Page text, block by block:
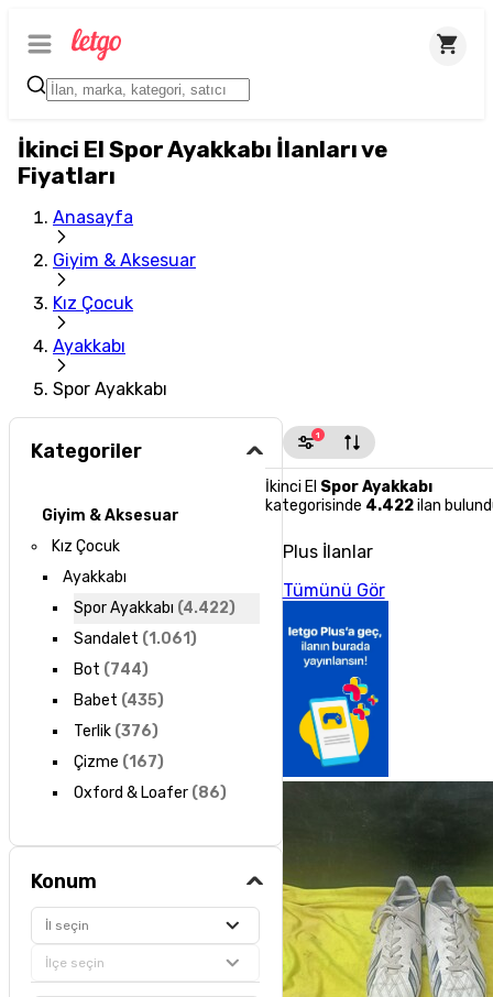
İkinci El Spor Ayakkabı İlanları ve
Fiyatları
Anasayfa
Giyim & Aksesuar
Kız Çocuk
Ayakkabı
Spor Ayakkabı
Kategoriler
Giyim & Aksesuar
Kız Çocuk
Ayakkabı
Spor Ayakkabı (4.422)
Sandalet (1.061)
Bot (744)
Babet (435)
Terlik(376)
Çizme (167)
Oxford & Loafer(86)
Konum
İl seçin
İlçe seçin
1
İkinci El Spor Ayakkabı
kategorisinde 4.422ilan
Plus İlanlar
Tümünü Gör